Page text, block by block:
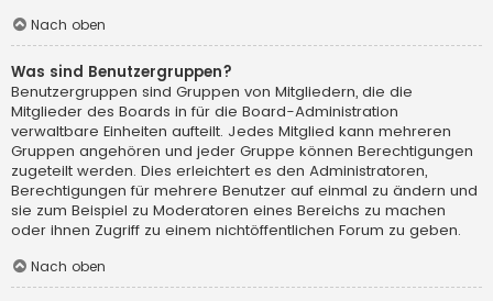
Nach oben
Was sind Benutzergruppen?
Benutzergruppen sind Gruppen von Mitgliedern, die die
Mitglieder des Boards in für die Board-Administration
verwaltbare Einheiten aufteilt. Jedes Mitglied kann mehreren
Gruppen angehören und jeder Gruppe können Berechtigungen
zugeteilt werden. Dies erleichtert es den Administratoren,
Berechtigungen für mehrere Benutzer auf einmal zu ändern und
sie zum Beispiel zu Moderatoren eines Bereichs zu machen
oder ihnen Zugriff zu einem nichtöffentlichen Forum zu geben.
Nach oben